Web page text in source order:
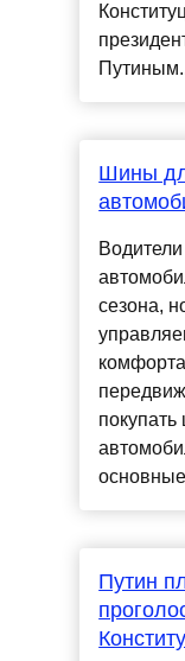
Шины
сезона,
Путин